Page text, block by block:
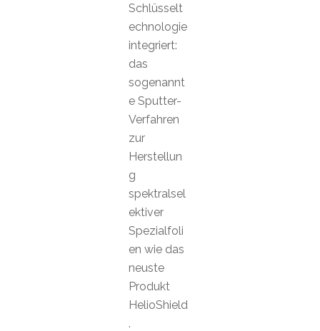
Schlüsselt
echnologie
integriert:
das
sogenannt
e Sputter-
Verfahren
zur
Herstellun
g
spektralsel
ektiver
Spezialfoli
en wie das
neuste
Produkt
HelioShield
.